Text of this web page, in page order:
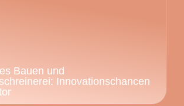
Bauen und
Innovationschancen